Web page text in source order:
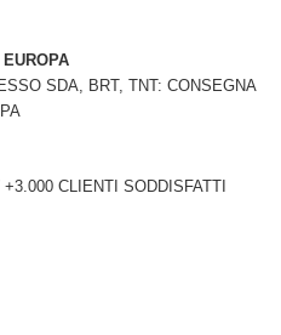
SDA, BRT, TNT: CONSEGNA
CLIENTI SODDISFATTI